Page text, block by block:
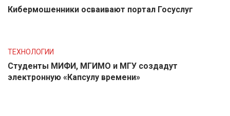
Кибермошенники осваивают портал Госуслуг
ТЕХНОЛОГИИ
Студенты МИФИ, МГИМО и МГУ создадут
электронную «Капсулу времени»